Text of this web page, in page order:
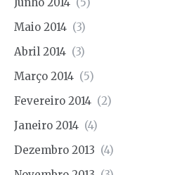
Junho 2014 (5)
Maio 2014 (3)
Abril 2014 (3)
Março 2014 (5)
Fevereiro 2014 (2)
Janeiro 2014 (4)
Dezembro 2013 (4)